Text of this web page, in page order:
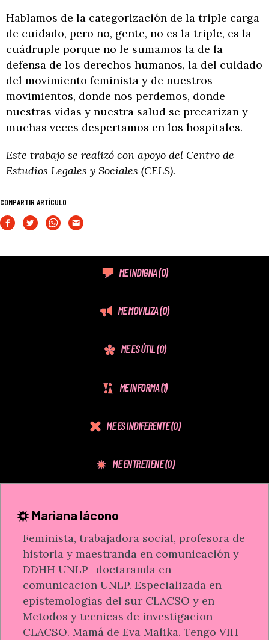
Hablamos de la categorización de la triple carga
de cuidado, pero no, gente, no es la triple, es la
cuádruple porque no le sumamos la de la
defensa de los derechos humanos, la del cuidado
del movimiento feminista y de nuestros
movimientos, donde nos perdemos, donde
nuestras vidas y nuestra salud se precarizan y
muchas veces despertamos en los hospitales.
Este trabajo se realizó con apoyo del Centro de
Estudios Legales y Sociales (CELS).
COMPARTIR ARTÍCULO
ME INDIGNA(0)
ME MOVILIZA(0)
ME ES ÚTIL(0)
ME INFORMA(1)
ME ES INDIFERENTE(0)
ME ENTRETIENE(0)
Mariana Iácono
Feminista, trabajadora social, profesora de
historia y maestranda en comunicación y
DDHH UNLP- doctaranda en
comunicacion UNLP. Especializada en
epistemologias del sur CLACSO y en
Metodos y tecnicas de investigacion
CLACSO. Mamá de Eva Malika. Tengo VIH